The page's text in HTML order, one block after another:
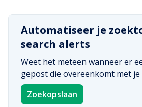
Automatiseer je
search alerts
Weet het meteen wanneer er
gepost die overeenkomt met
Zoekopslaan